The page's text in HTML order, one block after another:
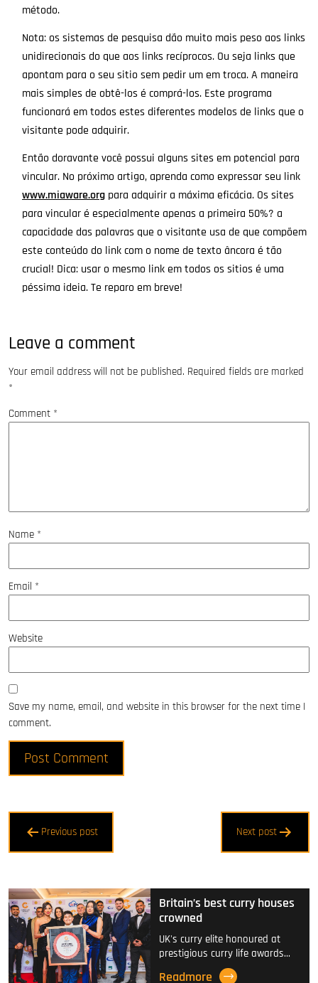
método.
Nota: os sistemas de pesquisa dão muito mais peso aos links
unidirecionais do que aos links recíprocos. Ou seja links que
apontam para o seu sitio sem pedir um em troca. A maneira
mais simples de obtê-los é comprá-los. Este programa
funcionará em todos estes diferentes modelos de links que o
visitante pode adquirir.
Então doravante você possui alguns sites em potencial para
vincular. No próximo artigo, aprenda como expressar seu link
www.miaware.org para adquirir a máxima eficácia. Os sites
para vincular é especialmente apenas a primeira 50%? a
capacidade das palavras que o visitante usa de que compõem
este conteúdo do link com o nome de texto âncora é tão
crucial! Dica: usar o mesmo link em todos os sitios é uma
péssima ideia. Te reparo em breve!
Leave a comment
Your email address will not be published. Required fields are marked
*
Comment *
Name *
Email *
Website
Save my name, email, and website in this browser for the next time I
comment.
Post
navigation
Previous post Next post
Britain’s best curry houses
crowned
UK's curry elite honoured at
prestigious curry life awards…
Readmore